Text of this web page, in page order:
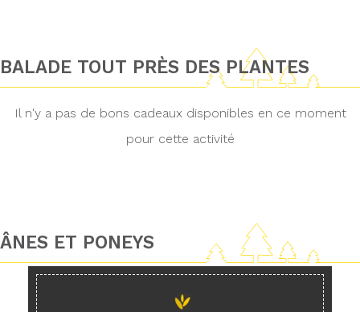
BALADE TOUT PRÈS DES PLANTES
Il n'y a pas de bons cadeaux disponibles en ce moment
pour cette activité
ÂNES ET PONEYS